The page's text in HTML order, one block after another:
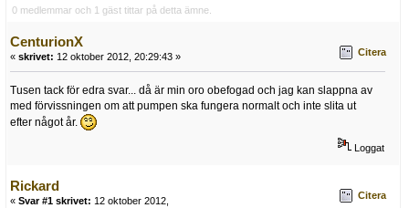
0 medlemmar och 1 gäst tittar på detta ämne.
CenturionX
« skrivet: 12 oktober 2012, 20:29:43 » Citera
Tusen tack för edra svar... då är min oro obefogad och jag kan slappna av
med förvissningen om att pumpen ska fungera normalt och inte slita ut
efter något år.
Loggat
Rickard
« Svar #1 skrivet: 12 oktober 2012,
Citera